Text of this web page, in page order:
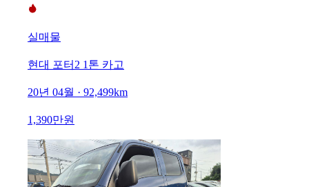
실매물
현대 포터2 1톤 카고
20년 04월 · 92,499km
1,390만원